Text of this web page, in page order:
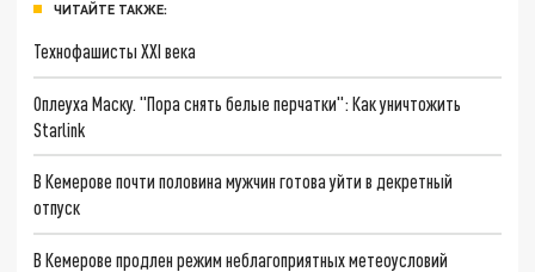
ЧИТАЙТЕ ТАКЖЕ:
Технофашисты XXI века
Оплеуха Маску. "Пора снять белые перчатки": Как уничтожить
Starlink
В Кемерове почти половина мужчин готова уйти в декретный
отпуск
В Кемерове продлен режим неблагоприятных метеоусловий